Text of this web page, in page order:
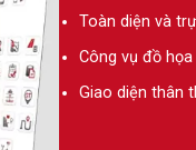
Toàn diện và
Công vụ đồ
Giao diện thân